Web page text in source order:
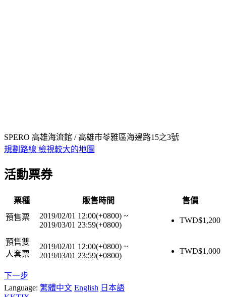
SPERO 高雄海流館 / 高雄市苓雅區海邊路15之3號
規劃路線 檢視較大的地圖
活動票券
票種 販售時間
售價
預售票
2019/02/01 12:00(+0800) ~
2019/03/01 23:59(+0800)
TWD$1,200
預售雙
人套票
2019/02/01 12:00(+0800) ~
2019/03/01 23:59(+0800)
TWD$1,000
下一步
Language: 繁體中文 English 日本語